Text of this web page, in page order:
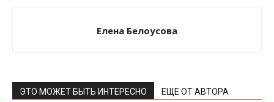
Елена Белоусова
ЭТО МОЖЕТ БЫТЬ ИНТЕРЕСНО ЕЩЕ ОТ АВТОРА